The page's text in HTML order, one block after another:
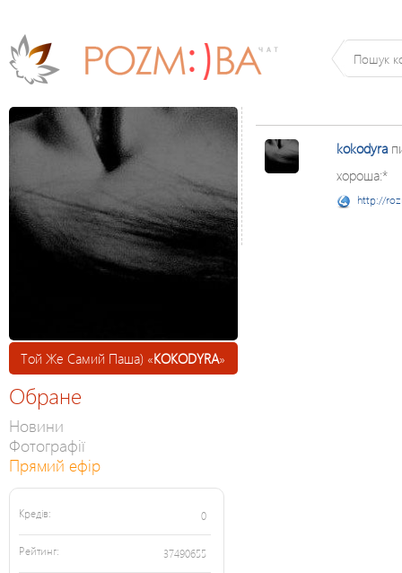
Той Же Самий Паша) «KOKODYRA»
Обране
Новини
Фотографії
Прямий ефір
Кредів: 0
Рейтинг: 37490655
kokodyra
хороша:*
http://